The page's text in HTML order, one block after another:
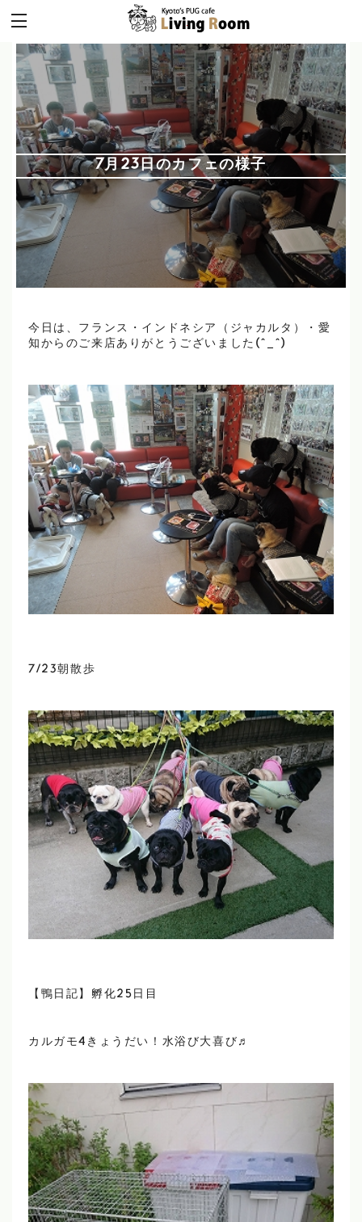
7月23日のカフェの様子
今日は、フランス・インドネシア（ジャカルタ）・愛
知からのご来店ありがとうございました(^_^)
7/23朝散歩
【鴨日記】孵化25日目
カルガモ4きょうだい！水浴び大喜び♬